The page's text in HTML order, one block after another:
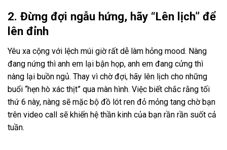
2. Đừng đợi ngẫu hứng, hãy “Lên lịch” để
lên đỉnh
Yêu xa cộng với lệch múi giờ rất dễ làm hỏng mood. Nàng
đang nứng thì anh em lại bận họp, anh em đang cửng thì
nàng lại buồn ngủ. Thay vì chờ đợi, hãy lên lịch cho những
buổi “hẹn hò xác thịt” qua màn hình. Việc biết chắc rằng tối
thứ 6 này, nàng sẽ mặc bộ đồ lót ren đỏ mỏng tang chờ bạn
trên video call sẽ khiến hệ thần kinh của bạn rần rần suốt cả
tuần.